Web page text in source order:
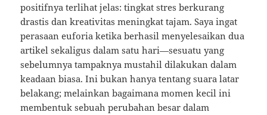
positifnya terlihat jelas: tingkat stres berkurang
drastis dan kreativitas meningkat tajam. Saya ingat
perasaan euforia ketika berhasil menyelesaikan dua
artikel sekaligus dalam satu hari—sesuatu yang
sebelumnya tampaknya mustahil dilakukan dalam
keadaan biasa. Ini bukan hanya tentang suara latar
belakang; melainkan bagaimana momen kecil ini
membentuk sebuah perubahan besar dalam